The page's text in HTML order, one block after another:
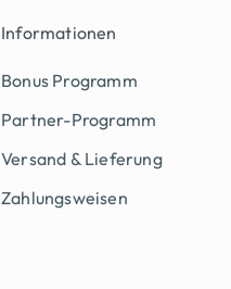
Informationen
Bonus Programm
Partner-Programm
Versand & Lieferung
Zahlungsweisen